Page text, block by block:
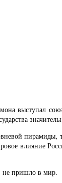
влияние
не пришло в мир.